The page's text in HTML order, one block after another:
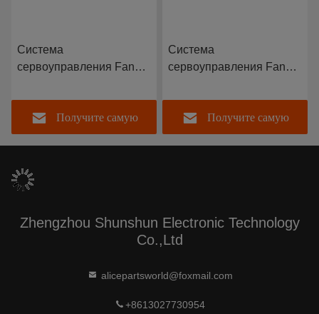
Система
сервоуправления Fanuc
или A20B82010153
Высоковольтная карта
(PCB)
Получите самую
Система
сервоуправления Fanuc
Высоковольтная лента
CXA-L0612-VJL CXA-
L0612A-VJL VML VSL
Получите самую
Zhengzhou Shunshun Electronic Technology
Co.,Ltd
alicepartsworld@foxmail.com
+8613027730954